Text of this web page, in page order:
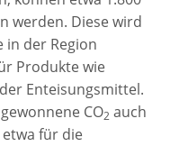
werden. Diese wird
in der Region
Produkte wie
Enteisungsmittel.
CO2 auch
für die